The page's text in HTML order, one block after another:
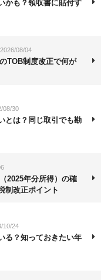
かも？領収書に貼付す
08/04
TOB制度改正で何が
08/30
とは？同じ取引でも勘
2025年分所得）の確
制改正ポイント
10/24
る？知っておきたい年